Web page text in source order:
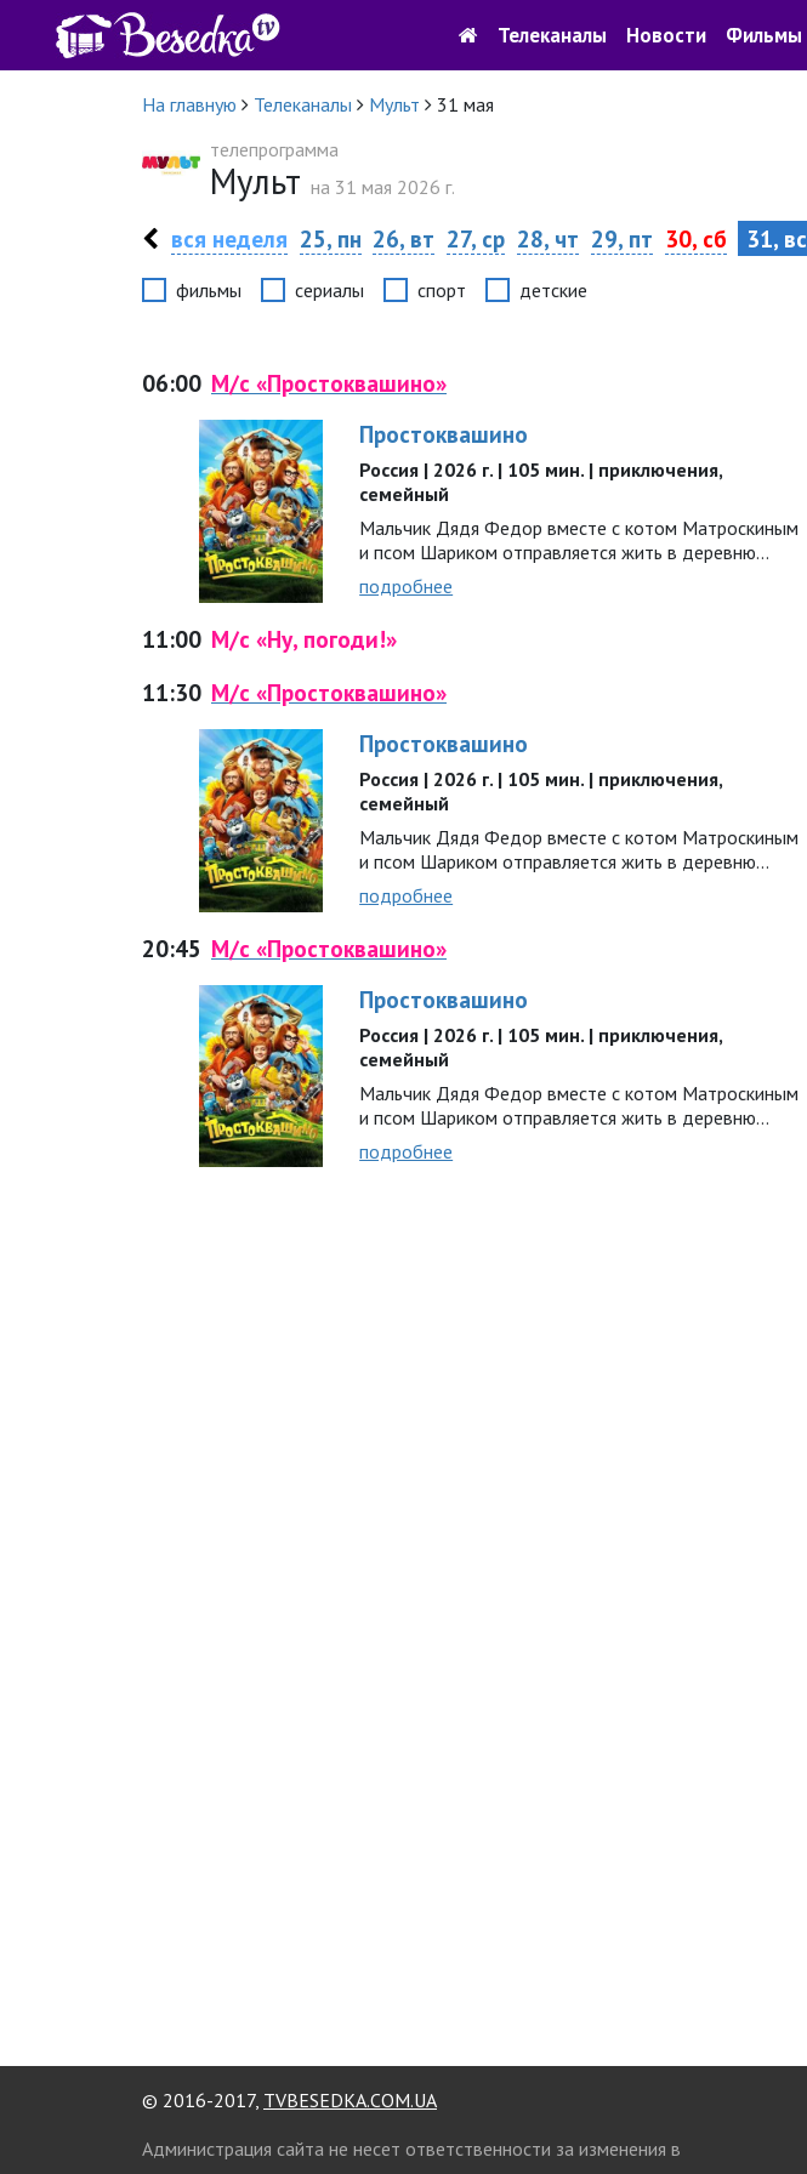
Телеканалы Новости Фильмы
На главную Телеканалы Мульт
31 мая
телепрограмма
Мульт на 31 мая 2026 г.
вся неделя 25, пн 26, вт 27, ср 28, чт 29, пт 30, сб 31, вс
фильмы сериалы спорт детские
06:00 М/с «Простоквашино»
Простоквашино
Россия | 2026 г. | 105 мин. | приключения,
семейный
Мальчик Дядя Федор вместе с котом Матроскиным
и псом Шариком отправляется жить в деревню…
подробнее
11:00 М/с «Ну, погоди!»
11:30 М/с «Простоквашино»
Простоквашино
Россия | 2026 г. | 105 мин. | приключения,
семейный
Мальчик Дядя Федор вместе с котом Матроскиным
и псом Шариком отправляется жить в деревню…
подробнее
20:45 М/с «Простоквашино»
Простоквашино
Россия | 2026 г. | 105 мин. | приключения,
семейный
Мальчик Дядя Федор вместе с котом Матроскиным
и псом Шариком отправляется жить в деревню…
подробнее
© 2016-2017, TVBESEDKA.COM.UA
Администрация сайта не несет ответственности за изменения в